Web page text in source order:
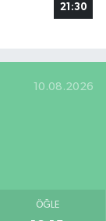
21:30
10.08.2026
ÖĞLE